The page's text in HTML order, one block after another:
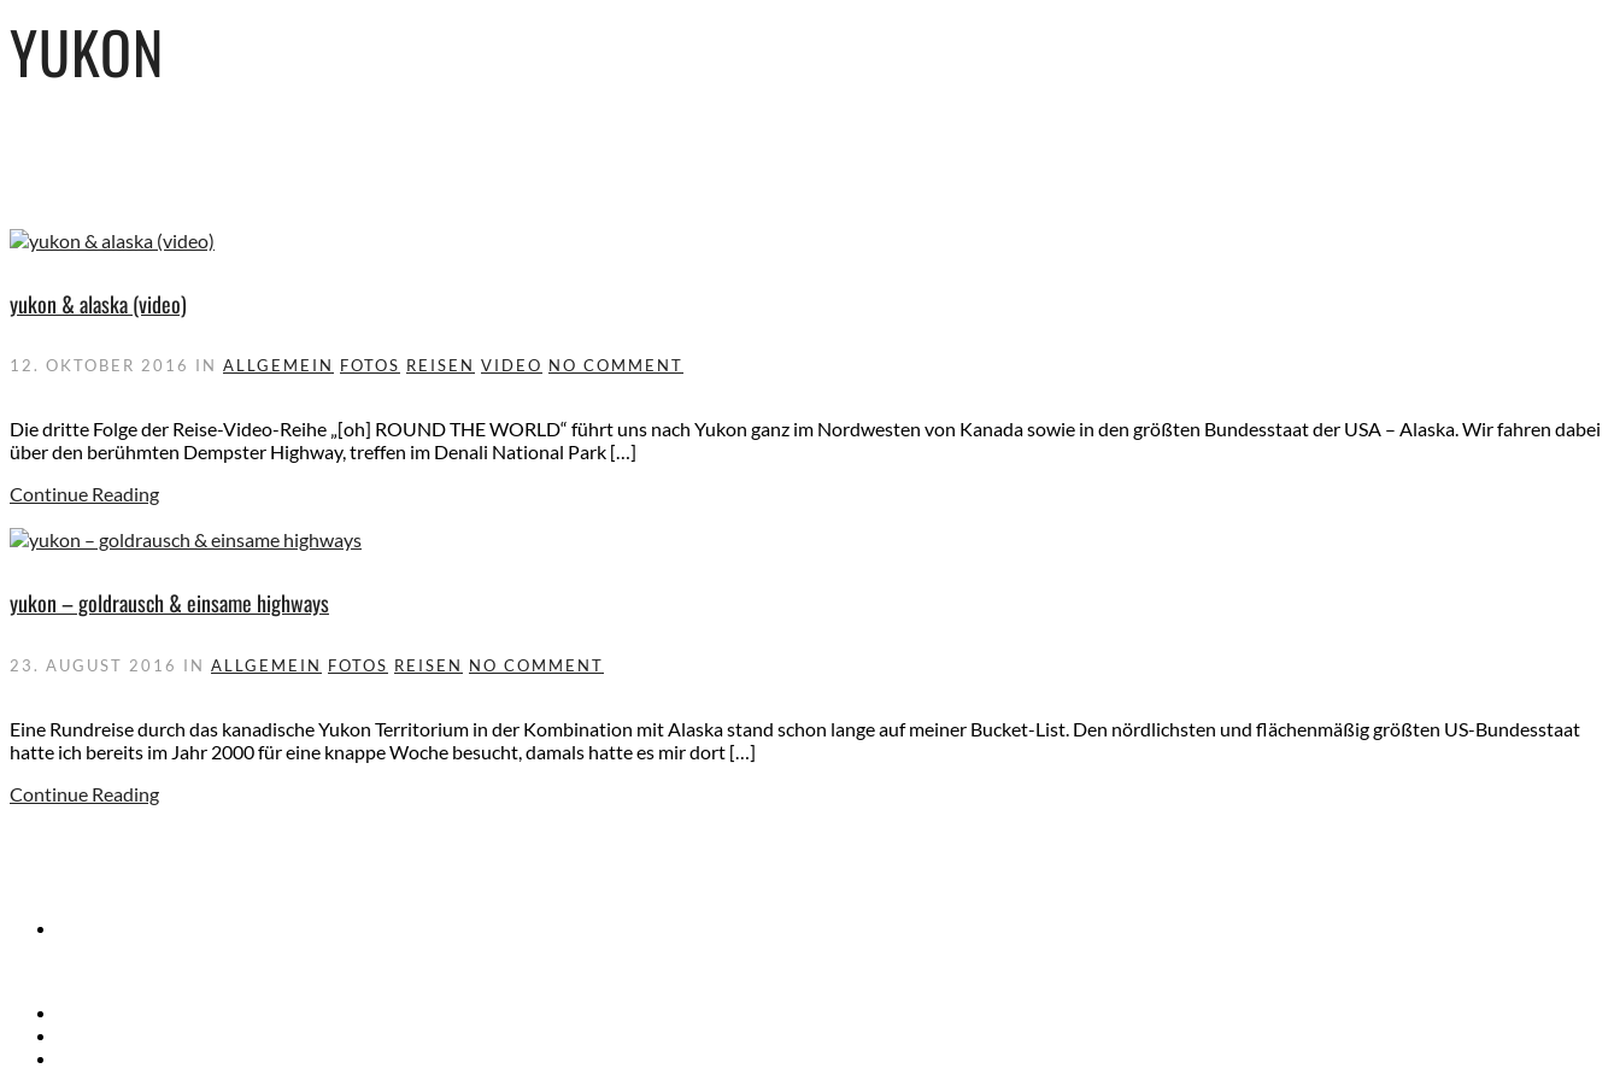
YUKON
yukon & alaska (video)
12. OKTOBER 2016 IN ALLGEMEIN FOTOS REISEN VIDEO NO COMMENT
Die dritte Folge der Reise-Video-Reihe „[oh] ROUND THE WORLD“ führt uns nach Yukon ganz im Nordwesten von Kanada sowie in den größten Bundesstaat der USA – Alaska. Wir fahren dabei
über den berühmten Dempster Highway, treffen im Denali National Park […]
Continue Reading
yukon – goldrausch & einsame highways
23. AUGUST 2016 IN ALLGEMEIN FOTOS REISEN NO COMMENT
Eine Rundreise durch das kanadische Yukon Territorium in der Kombination mit Alaska stand schon lange auf meiner Bucket-List. Den nördlichsten und flächenmäßig größten US-Bundesstaat
hatte ich bereits im Jahr 2000 für eine knappe Woche besucht, damals hatte es mir dort […]
Continue Reading